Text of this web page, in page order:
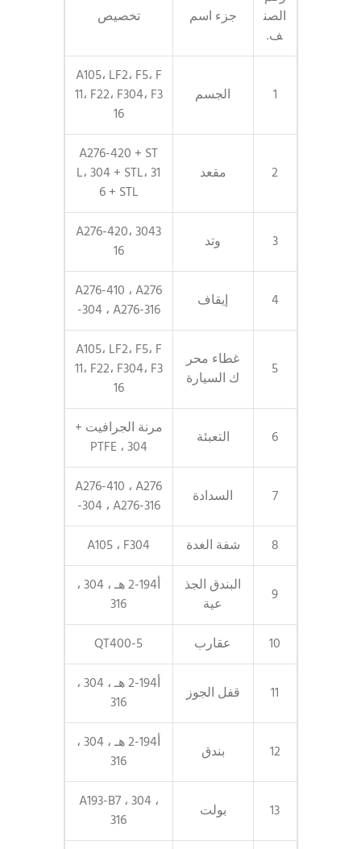
الصن
ف.
جزء اسم تخصيص
1 الجسم
A105، LF2، F5، F
11، F22، F304، F3
16
2 مقعد
A276-420 + ST
L، 304 + STL، 31
6 + STL
3 وتد
A276-420، 3043
16
4 إيقاف
A276-410 ، A276
-304 ، A276-316
5
غطاء محر
ك السيارة
A105، LF2، F5، F
11، F22، F304، F3
16
6 التعبئة
مرنة الجرافيت +
304 ، PTFE
7 السدادة
A276-410 ، A276
-304 ، A276-316
8
شفة الغدة A105 ، F304
9
البندق الجذ
عية
أ194-2 هـ ، 304 ،
316
10
عقارب QT400-5
11 قفل الجوز
أ194-2 هـ ، 304 ،
316
12 بندق
أ194-2 هـ ، 304 ،
316
13 بولت
A193-B7 ، 304 ،
316